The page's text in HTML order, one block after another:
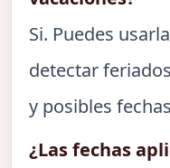
Si. Puedes
detectar
y posibles
¿Las fechas